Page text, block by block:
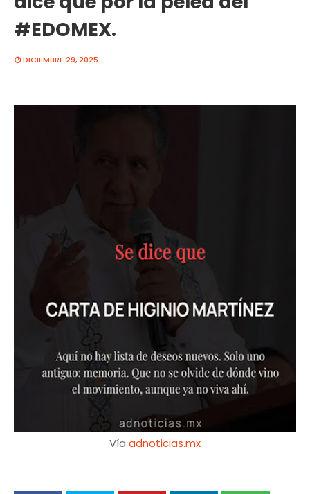
#EDOMEX.
DICIEMBRE 29, 2025
Vía adnoticias.mx